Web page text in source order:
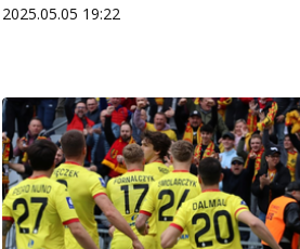
2025.05.05 19:22